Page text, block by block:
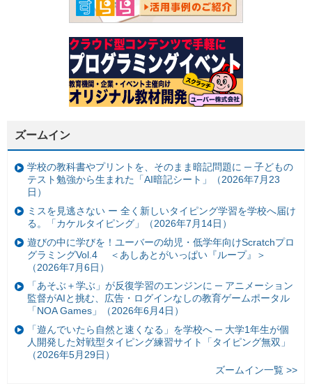
ズームイン
学校の教科書やプリントを、そのまま暗記問題に ─ 子どもの
テスト勉強から生まれた「AI暗記シート」（2026年7月23
日）
ミスを見逃さない ー 全く新しいタイピング学習を学校へ届け
る。「カケルタイピング」（2026年7月14日）
遊びの中に学びを！ユーバーの幼児・低学年向けScratchプロ
グラミングVol.4 ＜あしあとがいっぱい『ループ』＞
（2026年7月6日）
「あそぶ＋学ぶ」が反復学習のエンジンに ─ アニメーション
監督がAIと挑む、広告・ログインなしの教育ゲームポータル
「NOA Games」（2026年6月4日）
「遊んでいたら自然と速くなる」を学校へ ─ 大学1年生が個
人開発した対戦型タイピング練習サイト「タイピング無双」
（2026年5月29日）
ズームイン一覧 >>